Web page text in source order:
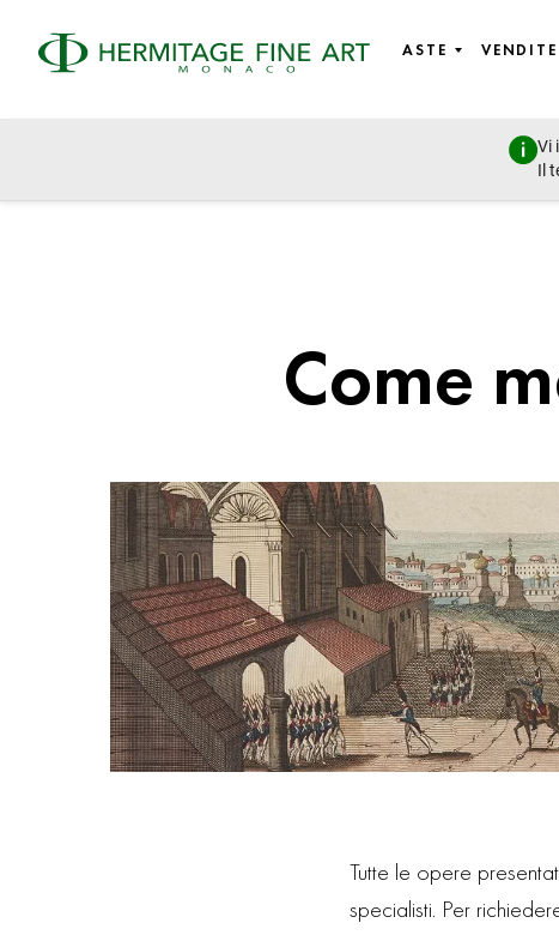
ASTE
Vi
Il
Come
Tutte le opere
specialisti. Per